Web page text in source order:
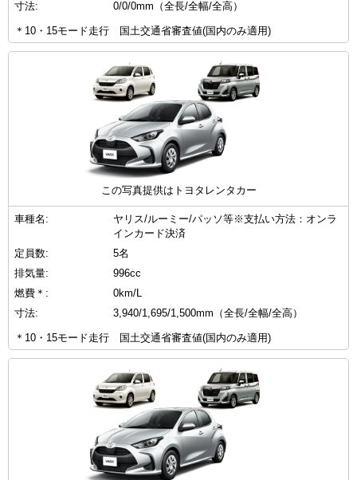
寸法:
0/0/0mm（全長/全幅/全高）
＊10・15モード走行 国土交通省審査値(国内のみ適用)
この写真提供はトヨタレンタカー
車種名:
ヤリス/ルーミー/パッソ等※支払い方法：オンラ
インカード決済
定員数:
5名
排気量:
996cc
燃費＊:
0km/L
寸法:
3,940/1,695/1,500mm（全長/全幅/全高）
＊10・15モード走行 国土交通省審査値(国内のみ適用)